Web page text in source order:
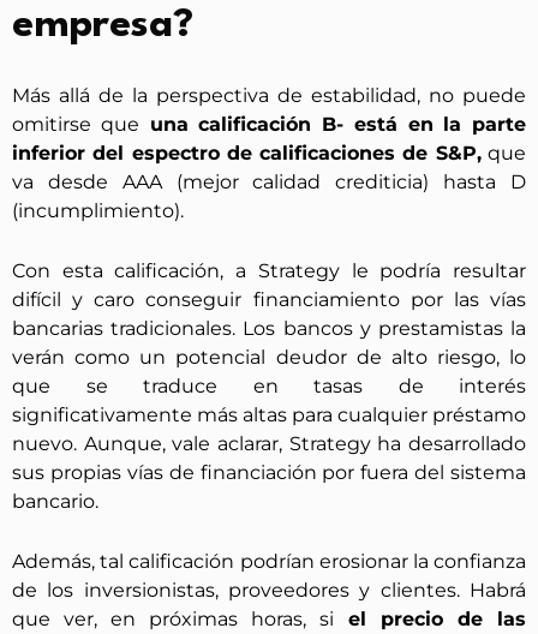
empresa?
Más allá de la perspectiva de estabilidad, no puede
omitirse que una calificación B- está en la parte
inferior del espectro de calificaciones de S&P,que
va desde AAA (mejor calidad crediticia) hasta D
(incumplimiento).
Con esta calificación, a Strategy le podría resultar
difícil y caro conseguir financiamiento por las vías
bancarias tradicionales. Los bancos y prestamistas la
verán como un potencial deudor de alto riesgo, lo
que se traduce en tasas de interés
significativamente más altas para cualquier préstamo
nuevo. Aunque, vale aclarar, Strategy ha desarrollado
sus propias vías de financiación por fuera del sistema
bancario.
Además, tal calificación podrían erosionar la confianza
de los inversionistas, proveedores y clientes. Habrá
que ver, en próximas horas, si el precio de las